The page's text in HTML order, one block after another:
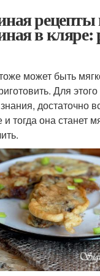
рецепты
в кляре:
может быть
Для
достаточно
тогда она станет